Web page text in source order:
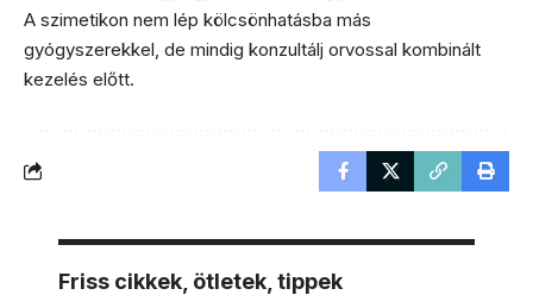
A szimetikon nem lép kölcsönhatásba más
gyógyszerekkel, de mindig konzultálj orvossal kombinált
kezelés előtt.
Friss cikkek, ötletek, tippek